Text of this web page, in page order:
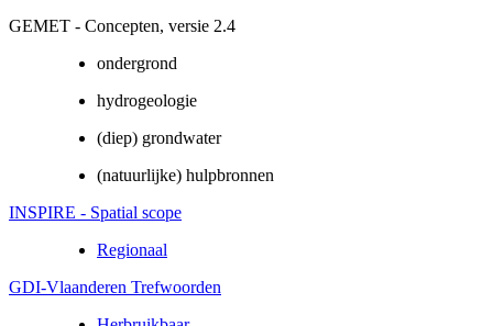
GEMET - Concepten, versie 2.4
ondergrond
hydrogeologie
(diep) grondwater
(natuurlijke) hulpbronnen
INSPIRE - Spatial scope
Regionaal
GDI-Vlaanderen Trefwoorden